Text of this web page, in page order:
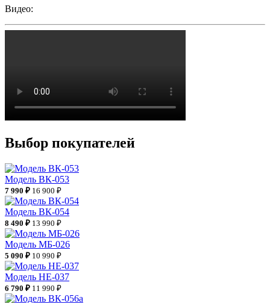
Видео:
Выбор покупателей
Модель ВК-053
7 990 ₽ 16 900 ₽
Модель ВК-054
8 490 ₽ 13 990 ₽
Модель МБ-026
5 090 ₽ 10 990 ₽
Модель НЕ-037
6 790 ₽ 11 990 ₽